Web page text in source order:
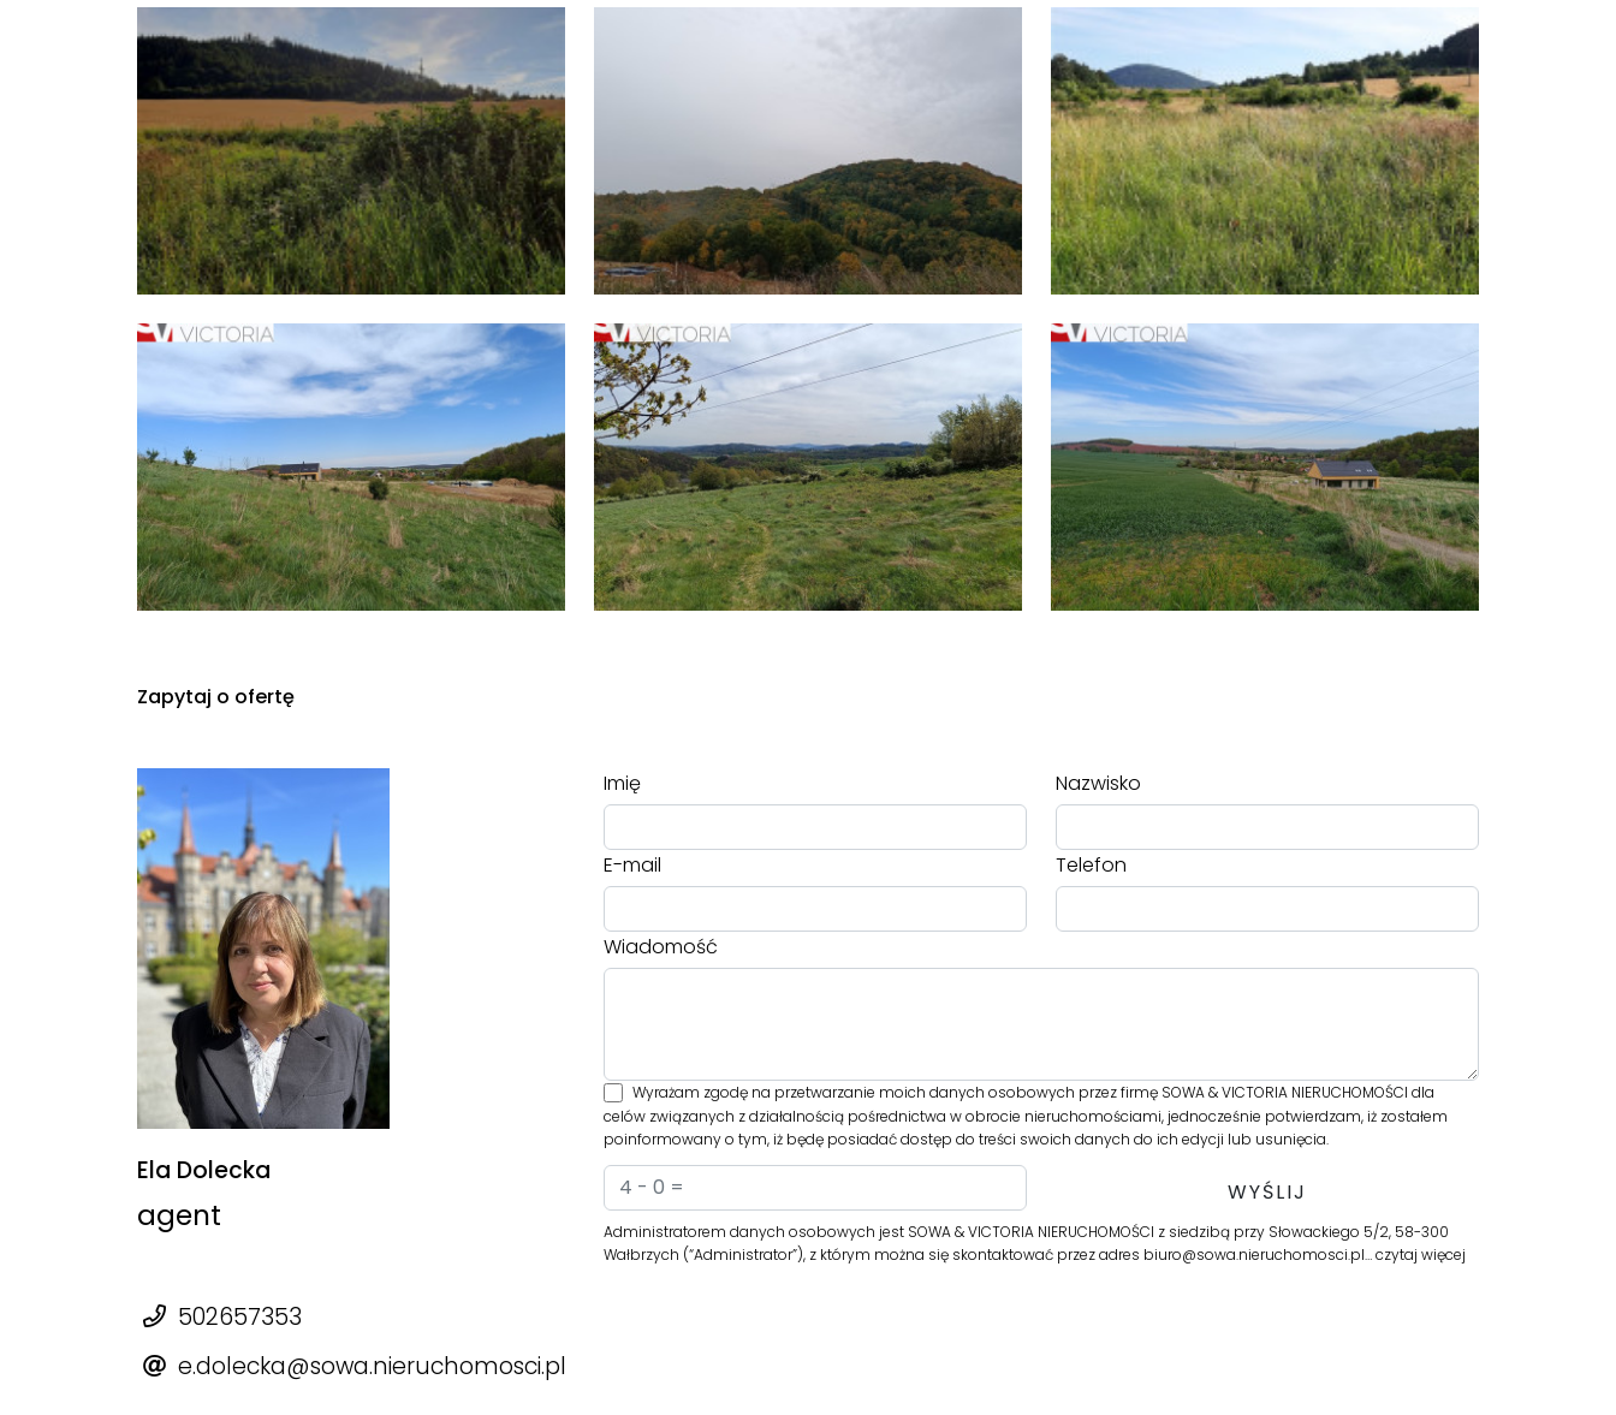
Zapytaj o ofertę
Ela Dolecka
agent
502657353
e.dolecka@sowa.nieruchomosci.pl
Imię Nazwisko
E-mail Telefon
Wiadomość
Wyrażam zgodę na przetwarzanie moich danych osobowych przez firmę SOWA & VICTORIA NIERUCHOMOŚCI dla
celów związanych z działalnością pośrednictwa w obrocie nieruchomościami, jednocześnie potwierdzam, iż zostałem
poinformowany o tym, iż będę posiadać dostęp do treści swoich danych do ich edycji lub usunięcia.
Administratorem danych osobowych jest SOWA & VICTORIA NIERUCHOMOŚCI z siedzibą przy Słowackiego 5/2, 58-300
Wałbrzych (“Administrator”), z którym można się skontaktować przez adres biuro@sowa.nieruchomosci.pl…czytaj więcej